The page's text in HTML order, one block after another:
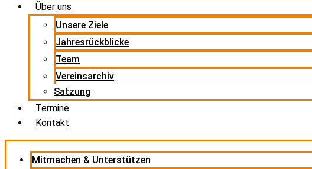
Über uns
Unsere Ziele
Jahresrückblicke
Team
Vereinsarchiv
Satzung
Termine
Kontakt
Mitmachen & Unterstützen